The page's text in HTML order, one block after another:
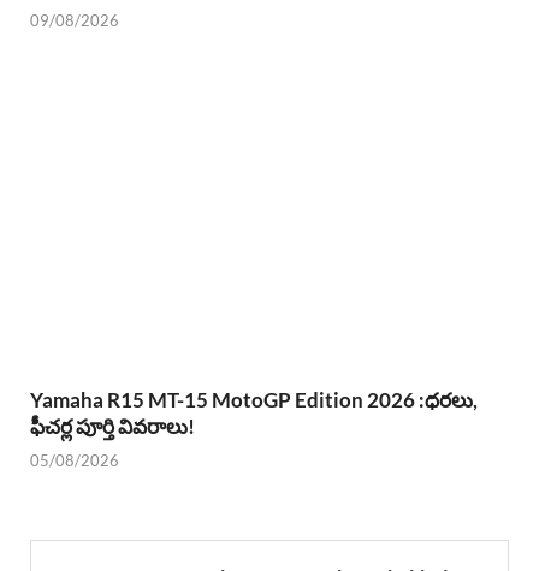
09/08/2026
Yamaha R15 MT-15 MotoGP Edition 2026 :ధరలు,
ఫీచర్ల పూర్తి వివరాలు!
05/08/2026